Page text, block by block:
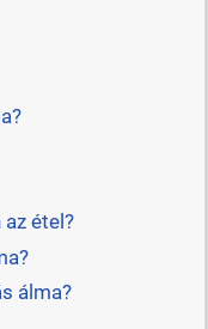
étel?
álma?